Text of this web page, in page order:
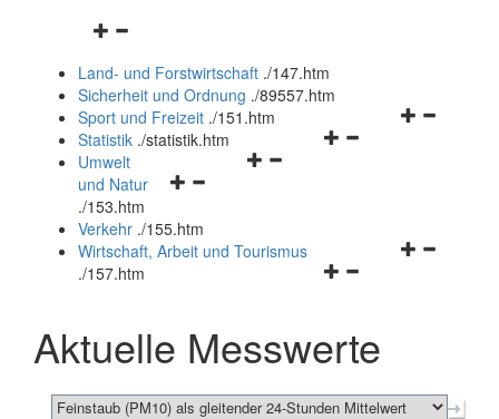
Navigationsmenü
und
schließen
Land- und Forstwirtschaft ./147.htm
Sicherheit und Ordnung ./89557.htm
Navigationsmenü
Sport und Freizeit ./151.htm
Navigationsmenü
Statistik ./statistik.htm
Navigationsmenü
und
schließen
Umwelt
und Natur
./153.htm
Verkehr ./155.htm
Navigationsmenü
schließen
Wirtschaft, Arbeit und Tourismus
./157.htm
Aktuelle Messwerte